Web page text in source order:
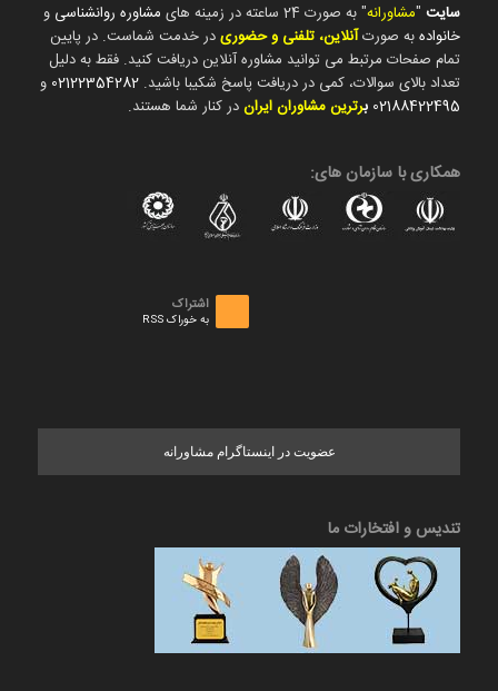
سایت"مشاورانه" به صورت 24 ساعته در زمینه های مشاوره روانشناسی و
خانوادهبه صورتآنلاین، تلفنی و حضوریدر خدمت شماست. در پایین
تمام صفحات مرتبط می توانید مشاوره آنلاین دریافت کنید. فقط به دلیل
تعداد بالای سوالات، کمی در دریافت پاسخ شکیبا باشید. 02122354282 و
02188422495 برترین مشاوران ایراندر کنار شما هستند.
همکاری با سازمان های:
اشتراک
به خوراک RSS
عضویت در اینستاگرام مشاورانه
تندیس و افتخارات ما